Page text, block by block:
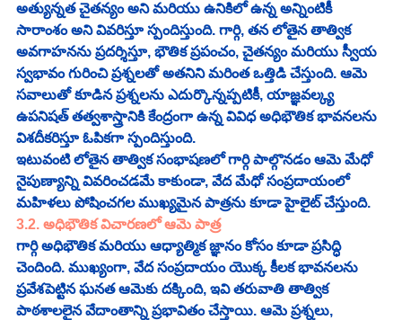
అత్యున్నత చైతన్యం అని మరియు ఉనికిలో ఉన్న అన్నింటికీ
సారాంశం అని వివరిస్తూ స్పందిస్తుంది. గార్గి, తన లోతైన తాత్విక
అవగాహనను ప్రదర్శిస్తూ, భౌతిక ప్రపంచం, చైతన్యం మరియు స్వీయ
స్వభావం గురించి ప్రశ్నలతో అతనిని మరింత ఒత్తిడి చేస్తుంది. ఆమె
సవాలుతో కూడిన ప్రశ్నలను ఎదుర్కొన్నప్పటికీ, యాజ్ఞవల్క్య
ఉపనిషత్ తత్వశాస్త్రానికి కేంద్రంగా ఉన్న వివిధ అధిభౌతిక భావనలను
విశదీకరిస్తూ ఓపికగా స్పందిస్తుంది.
ఇటువంటి లోతైన తాత్విక సంభాషణలో గార్గి పాల్గొనడం ఆమె మేధో
నైపుణ్యాన్ని వివరించడమే కాకుండా, వేద మేధో సంప్రదాయంలో
మహిళలు పోషించగల ముఖ్యమైన పాత్రను కూడా హైలైట్ చేస్తుంది.
3.2. అధిభౌతిక విచారణలో ఆమె పాత్ర
గార్గి అధిభౌతిక మరియు ఆధ్యాత్మిక జ్ఞానం కోసం కూడా ప్రసిద్ధి
చెందింది. ముఖ్యంగా, వేద సంప్రదాయం యొక్క కీలక భావనలను
ప్రవేశపెట్టిన ఘనత ఆమెకు దక్కింది, ఇవి తరువాతి తాత్విక
పాఠశాలలైన వేదాంతాన్ని ప్రభావితం చేస్తాయి. ఆమె ప్రశ్నలు,